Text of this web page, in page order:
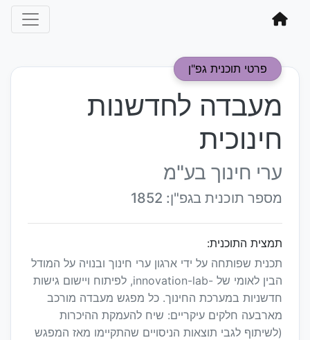
פרטי תוכנית גפ"ן
מעבדה לחדשנות
חינוכית
ערי חינוך בע"מ
מספר תוכנית בגפ"ן: 1852
תמצית התוכנית:
תכנית שפותחה על ידי ארגון ערי חינוך ובנויה על המודל
הבין לאומי של -innovation-lab, לפיתוח ויישום גישות
חדשניות במערכת החינוך. כל מפגש מעבדה מורכב
מארבעה חלקים עיקריים: שיח להעמקת ההיכרות
(לשיתוף לגבי תוצאות הניסויים שהתקיימו מאז המפגש